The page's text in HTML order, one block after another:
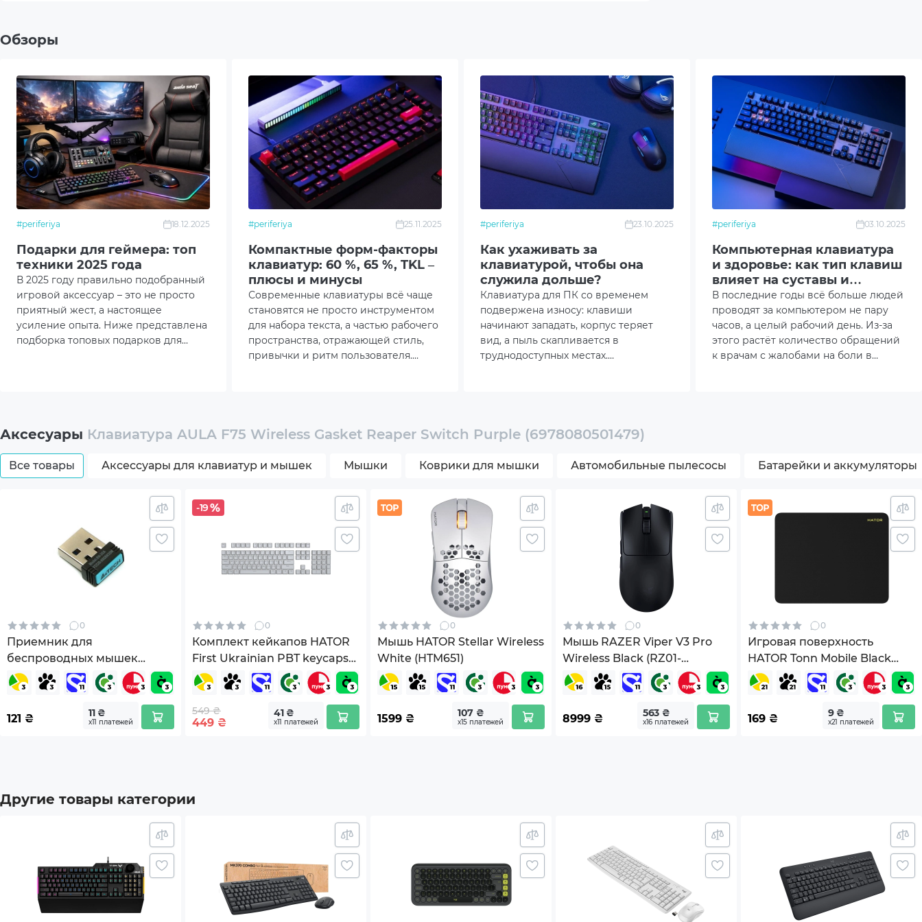
Наличие подсветки Да
Цвет подсветки RGB
Тип питания (для беспроводных) Аккумулятор 4000 мАч
Дополнительный опционал/
Настройка макросов
Шумоизоляция
Hot-Swappable
Многоцветная RGB-подсветка с различными режимами
Функция Anti-ghosting
Комплектация
USB приемник
Кабель USB Type-C
Размеры товара (без упаковки), мм 322.7x143.2x43.1 (ДxШxВ)
Вес (без упаковки), г
Страна регистрации бренда
*Характеристики и комплектация товара могут изменяться изготовителем без уведомления.
Обзоры
#periferiya 18.12.2025
Подарки для геймера: топ
техники 2025 года
В 2025 году правильно подобранный
игровой аксессуар – это не просто
приятный жест, а настоящее
усиление опыта. Ниже представлена
подборка топовых подарков для
#periferiya 25.11.2025
Компактные форм-факторы
клавиатур: 60 %, 65 %, TKL –
плюсы и минусы
Современные клавиатуры всё чаще
становятся не просто инструментом
для набора текста, а частью рабочего
пространства, отражающей стиль,
привычки и ритм пользователя.
столе, при этом сохраняют все
#periferiya 23.10.2025
Как ухаживать за
клавиатурой, чтобы она
служила дольше?
Клавиатура для ПК со временем
подвержена износу: клавиши
начинают западать, корпус теряет
вид, а пыль скапливается в
труднодоступных местах.
#periferiya 03.10.2025
Компьютерная клавиатура
и здоровье: как тип клавиш
влияет на суставы и
скорость печати?
В последние годы всё больше людей
проводят за компьютером не пару
часов, а целый рабочий день. Из-за
этого растёт количество обращений
к врачам с жалобами на боли в
нагрузку и помогает печатать
конструкция клавиш влияет на
здоровье.
Аксесуары Клавиатура AULA F75 Wireless Gasket Reaper Switch Purple (6978080501479)
Все товары Аксессуары для клавиатур и мышек Мышки Коврики для мышки Автомобильные пылесосы Батарейки и аккумуляторы
0
Приемник для
беспроводных мышек
A4Tech RN-30A
121 ₴ 11 ₴
х11 платежей
-19
0
Комплект кейкапов HATOR
First Ukrainian PBT keycaps
Gray (HTS-137)
549 ₴
449 ₴
41 ₴
х11 платежей
0
Мышь HATOR Stellar Wireless
White (HTM651)
1599 ₴ 107 ₴
х15 платежей
0
Мышь RAZER Viper V3 Pro
Wireless Black (RZ01-
05120100-R3G1)
8999 ₴ 563 ₴
х16 платежей
0
Игровая поверхность
HATOR Tonn Mobile Black
(HTP-1000)
169 ₴ 9 ₴
х21 платежей
Другие товары категории